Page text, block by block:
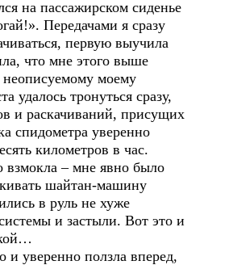
на пассажирском сиденье
Передачами я сразу
первую выучила
что мне этого выше
моему
удалось тронуться сразу,
и раскачиваний, присущих
спидометра уверенно
километров в час.
взмокла – мне явно было
шайтан-машину
в руль не хуже
и застыли. Вот это и
уверенно ползла вперед,